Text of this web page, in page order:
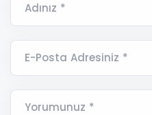
Adınız *
E-Posta Adresiniz *
Yorumunuz *